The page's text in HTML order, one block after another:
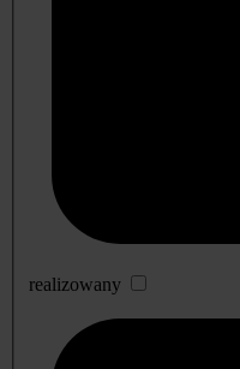
realizowany